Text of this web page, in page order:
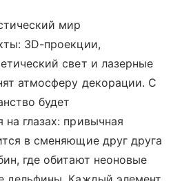
мир
3D-проекции,
свет и лазерные
атмосферу декорации. С
будет
глазах: привычная
в сменяющие друг друга
где обитают неоновые